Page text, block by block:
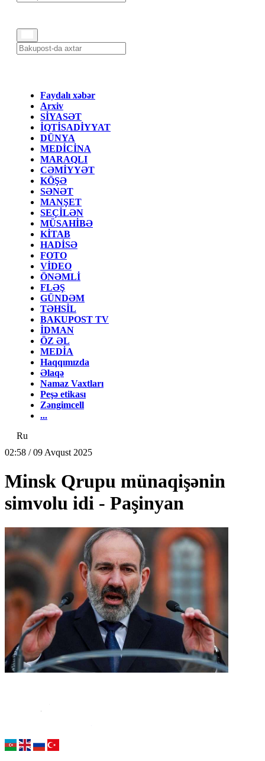
Faydalı xəbər
Arxiv
SİYASƏT
İQTİSADİYYAT
DÜNYA
MEDİCİNA
MARAQLI
CƏMİYYƏT
KÖŞƏ
SƏNƏT
MANŞET
SEÇİLƏN
MÜSAHİBƏ
KİTAB
HADİSƏ
FOTO
VİDEO
ÖNƏMLİ
FLƏŞ
GÜNDƏM
TƏHSİL
BAKUPOST TV
İDMAN
ÖZ ƏL
MEDİA
Haqqımızda
Əlaqə
Namaz Vaxtları
Peşə etikası
Zəngimcell
...
Ru
02:58 / 09 Avqust 2025
Minsk Qrupu münaqişənin
simvolu idi - Paşinyan